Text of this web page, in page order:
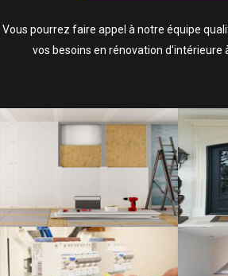
Vous pourrez faire appel à notre équipe
vos besoins en rénovation d'intérieure